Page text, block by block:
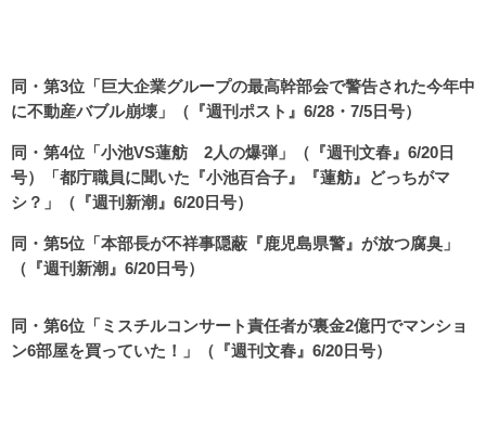
同・第3位「巨大企業グループの最高幹部会で警告された今年中
に不動産バブル崩壊」（『週刊ポスト』6/28・7/5日号）
同・第4位「小池VS蓮舫 2人の爆弾」（『週刊文春』6/20日
号）「都庁職員に聞いた『小池百合子』『蓮舫』どっちがマ
シ？」（『週刊新潮』6/20日号）
同・第5位「本部長が不祥事隠蔽『鹿児島県警』が放つ腐臭」
（『週刊新潮』6/20日号）
同・第6位「ミスチルコンサート責任者が裏金2億円でマンショ
ン6部屋を買っていた！」（『週刊文春』6/20日号）